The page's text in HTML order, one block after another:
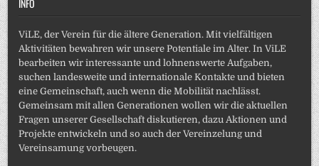
INFO
ViLE, der Verein für die ältere Generation. Mit vielfältigen
Aktivitäten bewahren wir unsere Potentiale im Alter. In ViLE
bearbeiten wir interessante und lohnenswerte Aufgaben,
suchen landesweite und internationale Kontakte und bieten
eine Gemeinschaft, auch wenn die Mobilität nachlässt.
Gemeinsam mit allen Generationen wollen wir die aktuellen
Fragen unserer Gesellschaft diskutieren, dazu Aktionen und
Projekte entwickeln und so auch der Vereinzelung und
Vereinsamung vorbeugen.